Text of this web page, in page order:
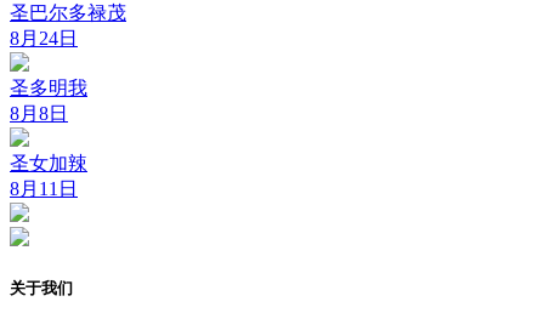
圣巴尔多禄茂
8月24日
圣多明我
8月8日
圣女加辣
8月11日
关于我们